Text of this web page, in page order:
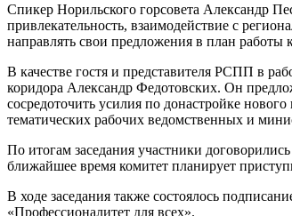
Спикер Норильского горсовета Александр
привлекательность, взаимодействие с
направлять свои предложения в план работы
В качестве гостя и представителя РСПП в
коридора Александр Федотовских. Он
сосредоточить усилия по донастройке
тематических рабочих ведомственных и
По итогам заседания участники
ближайшее время комитет планирует
В ходе заседания также состоялось
«Профессионалитет для всех».